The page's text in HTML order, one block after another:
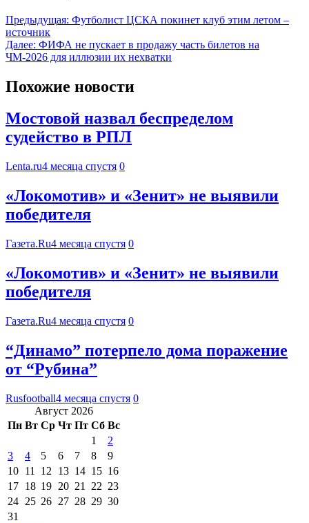
Предыдущая: Футболист ЦСКА покинет клуб этим летом –
источник
Далее: ФИФА не пускает в продажу часть билетов на
ЧМ-2026 для иллюзии их нехватки
Похожие новости
Мостовой назвал беспределом
судейство в РПЛ
Lenta.ru4 месяца спустя 0
«Локомотив» и «Зенит» не выявили
победителя
Газета.Ru4 месяца спустя 0
«Локомотив» и «Зенит» не выявили
победителя
Газета.Ru4 месяца спустя 0
“Динамо” потерпело дома поражение
от “Рубина”
Rusfootball4 месяца спустя 0
Август 2026
Пн Вт Ср Чт Пт Сб Вс
1
2
3
4 5 6 7 8
9
10 11 12 13 14 15 16
17 18 19 20 21 22 23
24 25 26 27 28 29 30
31